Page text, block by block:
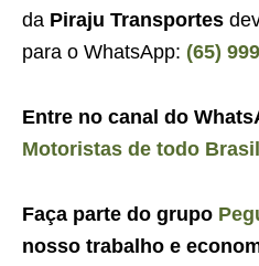
da Piraju Transportes
para o WhatsApp: (65)
Entre no canal do
Motoristas de todo Brasil
Faça parte do grupo
nosso trabalho e